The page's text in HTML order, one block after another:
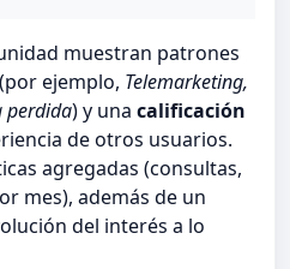
muestran patrones
(por ejemplo, Telemarketing,
perdida) y una calificación
de otros usuarios.
agregadas (consultas,
mes), además de un
del interés a lo